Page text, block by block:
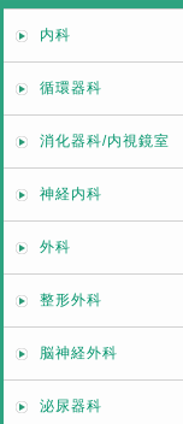
内科
循環器科
消化器科/内視鏡室
神経内科
外科
整形外科
脳神経外科
泌尿器科